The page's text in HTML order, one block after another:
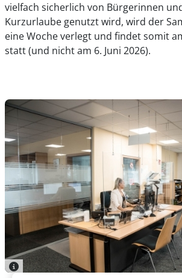
vielfach sicherlich von Bürgerinnen
Kurzurlaube genutzt wird, wird der
eine Woche verlegt und findet somit
statt (und nicht am 6. Juni 2026).